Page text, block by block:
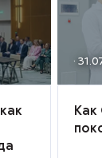
·
Как